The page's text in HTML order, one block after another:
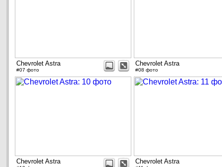
Chevrolet Astra
#07 фото
Chevrolet Astra
#08 фото
Chevrolet Astra Chevrolet Astra